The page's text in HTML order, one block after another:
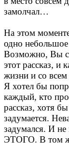
замолчал…
На этом
одно
Возможно, Вы
этот рассказ, и
жизни и со всем
Я хотел бы
каждый, кто
рассказ, хотя
задумается.
задумался. И
ЭТОГО. В том